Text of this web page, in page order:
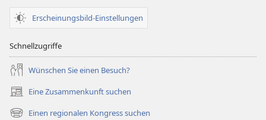
Erscheinungsbild-Einstellungen
Schnellzugriffe
Wünschen Sie einen Besuch?
Eine Zusammenkunft suchen
(öffnet
neuesEinen regionalen Kongress suchen